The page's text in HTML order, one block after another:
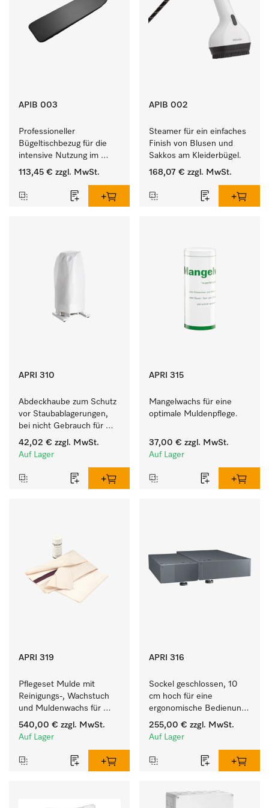
APIB 003
Professioneller
Bügeltischbezug für die
intensive Nutzung im
gewerblichen
113,45 € zzgl. MwSt.
APIB 002
Steamer für ein einfaches
Finish von Blusen und
Sakkos am Kleiderbügel.
168,07 € zzgl. MwSt.
APRI 310
Abdeckhaube zum Schutz
vor Staubablagerungen,
bei nicht Gebrauch für
HM 16-80.
42,02 € zzgl. MwSt.
Auf Lager
APRI 315
Mangelwachs für eine
optimale Muldenpflege.
37,00 € zzgl. MwSt.
Auf Lager
APRI 319
Pflegeset Mulde mit
Reinigungs-, Wachstuch
und Muldenwachs für
eine optimale
Muldenpflege.
540,00 € zzgl. MwSt.
Auf Lager
APRI 316
Sockel geschlossen, 10
cm hoch für eine
ergonomische Bedienung
der Mangel.
255,00 € zzgl. MwSt.
Auf Lager